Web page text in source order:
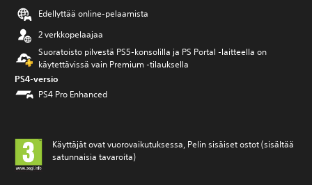
Edellyttää online-pelaamista
2 verkkopelaajaa
Suoratoisto pilvestä PS5-konsolilla ja PS Portal ‑laitteella on
käytettävissä vain Premium ‑tilauksella
PS4-versio
PS4 Pro Enhanced
Käyttäjät ovat vuorovaikutuksessa, Pelin sisäiset ostot (sisältää
satunnaisia tavaroita)